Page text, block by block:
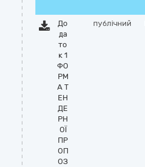
До
да
то
к 1
ФО
РМ
А Т
ЕН
ДЕ
РН
ОЇ
ПР
ОП
ОЗ
публічний